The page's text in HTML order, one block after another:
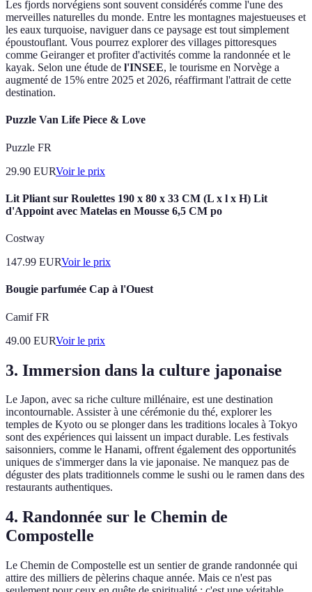
Les fjords norvégiens sont souvent considérés comme l'une des
merveilles naturelles du monde. Entre les montagnes majestueuses et
les eaux turquoise, naviguer dans ce paysage est tout simplement
époustouflant. Vous pourrez explorer des villages pittoresques
comme Geiranger et profiter d'activités comme la randonnée et le
kayak. Selon une étude de l'INSEE, le tourisme en Norvège a
augmenté de 15% entre 2025 et 2026, réaffirmant l'attrait de cette
destination.
Puzzle Van Life Piece & Love
Puzzle FR
29.90 EURVoir le prix
Lit Pliant sur Roulettes 190 x 80 x 33 CM (L x l x H) Lit
d'Appoint avec Matelas en Mousse 6,5 CM po
Costway
147.99 EURVoir le prix
Bougie parfumée Cap à l'Ouest
Camif FR
49.00 EURVoir le prix
3. Immersion dans la culture japonaise
Le Japon, avec sa riche culture millénaire, est une destination
incontournable. Assister à une cérémonie du thé, explorer les
temples de Kyoto ou se plonger dans les traditions locales à Tokyo
sont des expériences qui laissent un impact durable. Les festivals
saisonniers, comme le Hanami, offrent également des opportunités
uniques de s'immerger dans la vie japonaise. Ne manquez pas de
déguster des plats traditionnels comme le sushi ou le ramen dans des
restaurants authentiques.
4. Randonnée sur le Chemin de
Compostelle
Le Chemin de Compostelle est un sentier de grande randonnée qui
attire des milliers de pèlerins chaque année. Mais ce n'est pas